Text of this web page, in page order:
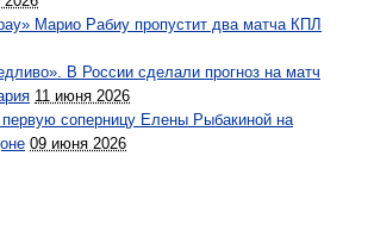
Марио Рабиу пропустит два матча КПЛ
В России сделали прогноз на матч
11 июня 2026
соперницу Елены Рыбакиной на
09 июня 2026